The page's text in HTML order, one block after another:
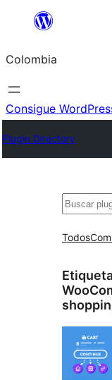
Saltar
contenido
Colombia
Consigue
Plugin Directory
Buscar
Todos